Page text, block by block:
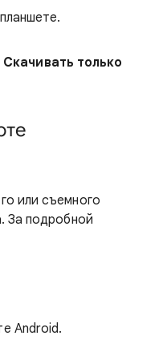
Скачивать только
или съемного
За подробной
Android.